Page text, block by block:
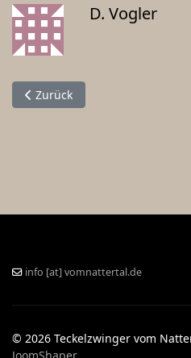
D. Vogler
Vorheriger Beitrag: Theo und
Zurück
info [at] vomnattertal.de
© 2026 Teckelzwinger vom